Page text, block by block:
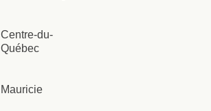
Centre-du-
Québec
Mauricie